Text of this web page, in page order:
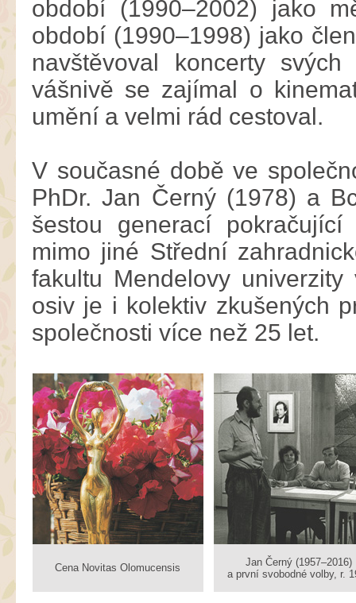
období (1990–2002) jako
období (1990–1998) jako
navštěvoval koncerty
vášnivě se zajímal o
umění a velmi rád cestoval.
V současné době ve
PhDr. Jan Černý (1978) a
šestou generací
mimo jiné Střední
fakultu Mendelovy
osiv je i kolektiv zkušených
společnosti více než 25 let.
Cena Novitas Olomucensis
Jan Černý (1957–2016)
a první svobodné volby, r.